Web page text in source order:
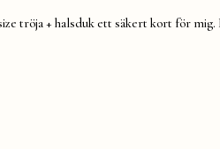
tröja + halsduk ett säkert kort för